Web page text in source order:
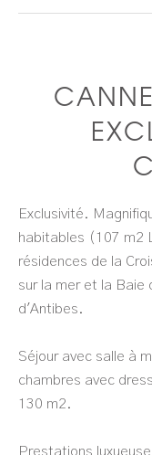
Exclusivité.
habitables (107 m2
résidences de la
sur la mer et la Baie
d'Antibes.
Séjour avec salle à
chambres avec
130 m2.
Prestations